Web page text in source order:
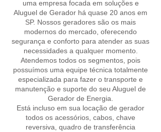
uma empresa focada em soluções e
Aluguel de Gerador há quase 20 anos em
SP. Nossos geradores são os mais
modernos do mercado, oferecendo
segurança e conforto para atender as suas
necessidades a qualquer momento.
Atendemos todos os segmentos, pois
possuímos uma equipe técnica totalmente
especializada para fazer o transporte e
manutenção e suporte do seu Aluguel de
Gerador de Energia.
Está incluso em sua locação de gerador
todos os acessórios, cabos, chave
reversiva, quadro de transferência